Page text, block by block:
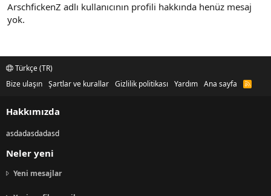
ArschfickenZ adlı kullanıcının profili hakkında henüz mesaj
yok.
Türkçe (TR)
Bize ulaşın Şartlar ve kurallar Gizlilik politikası Yardım Ana sayfa
R
Hakkımızda
asdadasdadasd
Neler yeni
Yeni mesajlar